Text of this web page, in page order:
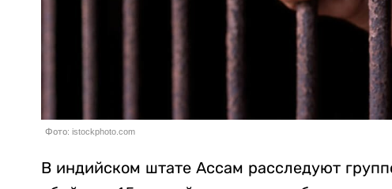
Фото: istockphoto.com
В индийском штате Ассам расследуют